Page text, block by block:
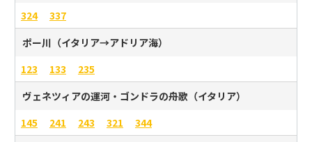
324
337
ポー川（イタリア→アドリア海）
123
133
235
ヴェネツィアの運河・ゴンドラの舟歌（イタリア）
145
241 243 321
344